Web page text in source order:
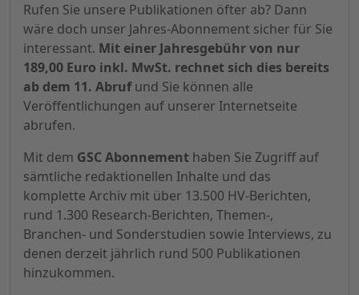
Rufen Sie unsere Publikationen öfter ab? Dann
wäre doch unser Jahres-Abonnement sicher für Sie
interessant. Mit einer Jahresgebühr von nur
189,00 Euro inkl. MwSt. rechnet sich dies bereits
ab dem 11. Abrufund Sie können alle
Veröffentlichungen auf unserer Internetseite
abrufen.
Mit dem GSC Abonnement haben Sie Zugriff auf
sämtliche redaktionellen Inhalte und das
komplette Archiv mit über 13.500 HV-Berichten,
rund 1.300 Research-Berichten, Themen-,
Branchen- und Sonderstudien sowie Interviews, zu
denen derzeit jährlich rund 500 Publikationen
hinzukommen.